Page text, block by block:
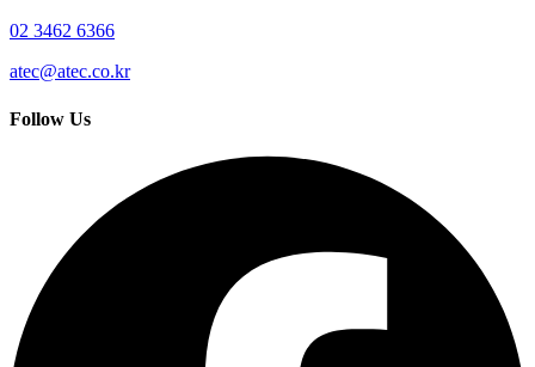
02 3462 6366
atec@atec.co.kr
Follow Us